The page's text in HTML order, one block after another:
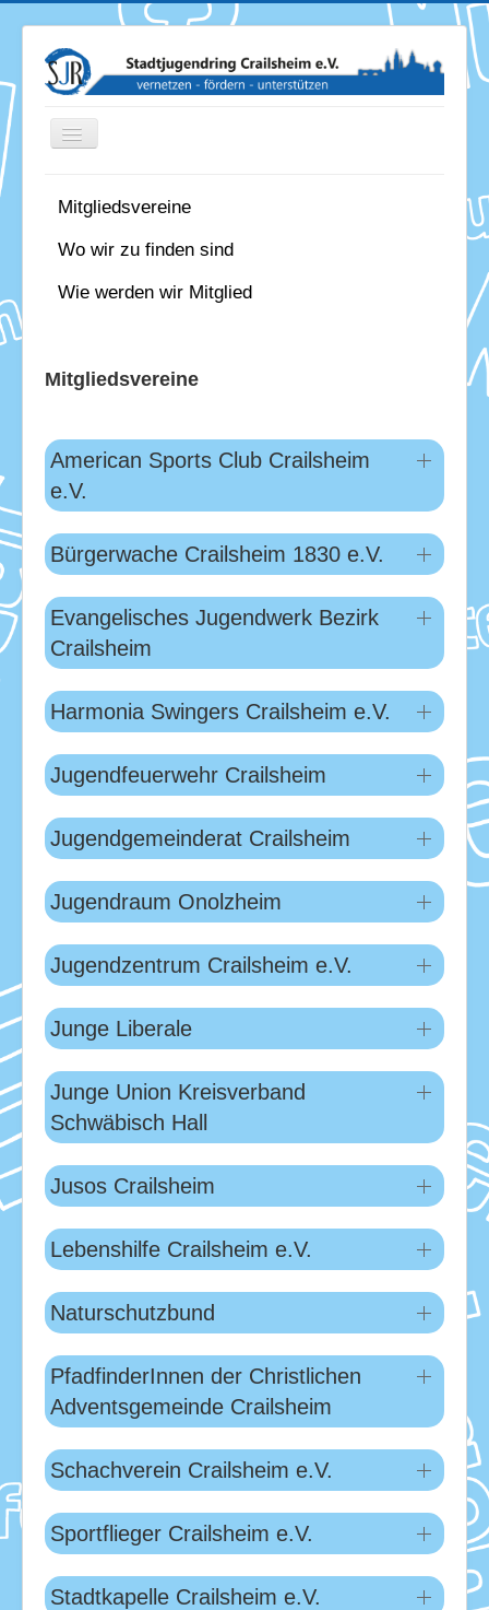
Toggle
Services
Download
Ausleihe
Mitgliedsvereine
Wo wir zu finden sind
Wie werden wir Mitglied
Mitgliedsvereine
American Sports Club Crailsheim
e.V.
Bürgerwache Crailsheim 1830 e.V.
Evangelisches Jugendwerk Bezirk
Crailsheim
Harmonia Swingers Crailsheim e.V.
Jugendfeuerwehr Crailsheim
Jugendgemeinderat Crailsheim
Jugendraum Onolzheim
Jugendzentrum Crailsheim e.V.
Junge Liberale
Junge Union Kreisverband
Schwäbisch Hall
Jusos Crailsheim
Lebenshilfe Crailsheim e.V.
Naturschutzbund
PfadfinderInnen der Christlichen
Adventsgemeinde Crailsheim
Schachverein Crailsheim e.V.
Sportflieger Crailsheim e.V.
Stadtkapelle Crailsheim e.V.